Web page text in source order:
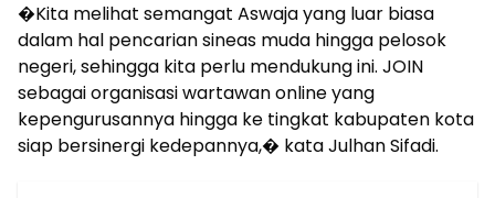
�Kita melihat semangat Aswaja yang luar biasa
dalam hal pencarian sineas muda hingga pelosok
negeri, sehingga kita perlu mendukung ini. JOIN
sebagai organisasi wartawan online yang
kepengurusannya hingga ke tingkat kabupaten kota
siap bersinergi kedepannya,� kata Julhan Sifadi.